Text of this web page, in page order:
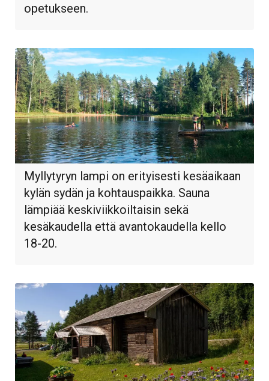
opetukseen.
Myllytyryn lampi on erityisesti kesäaikaan
kylän sydän ja kohtauspaikka. Sauna
lämpiää keskiviikkoiltaisin sekä
kesäkaudella että avantokaudella kello
18-20.